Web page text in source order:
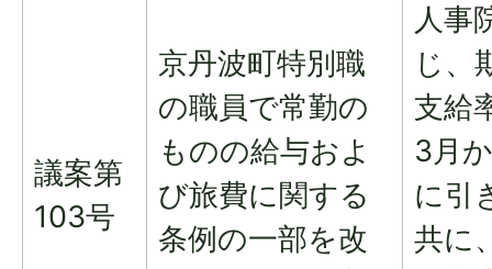
議案第
103号
京丹波町特別職
の職員で常勤の
ものの給与およ
び旅費に関する
条例の一部を改
人事
じ、
支給
3月
に引
共に